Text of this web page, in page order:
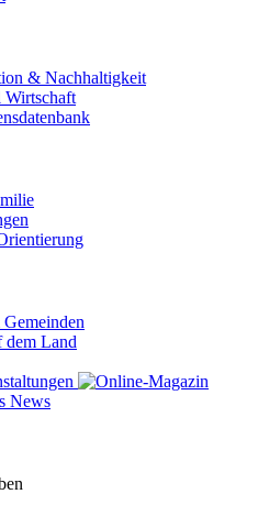
& Nachhaltigkeit
Wirtschaft
dem Land
News